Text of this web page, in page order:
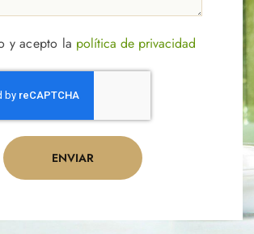
y acepto la política de privacidad
ENVIAR